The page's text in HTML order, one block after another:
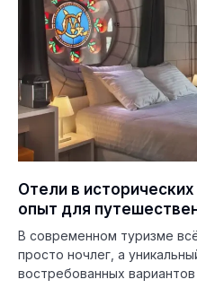
Отели в
опыт для
В современном туризме
просто ночлег, а
востребованных